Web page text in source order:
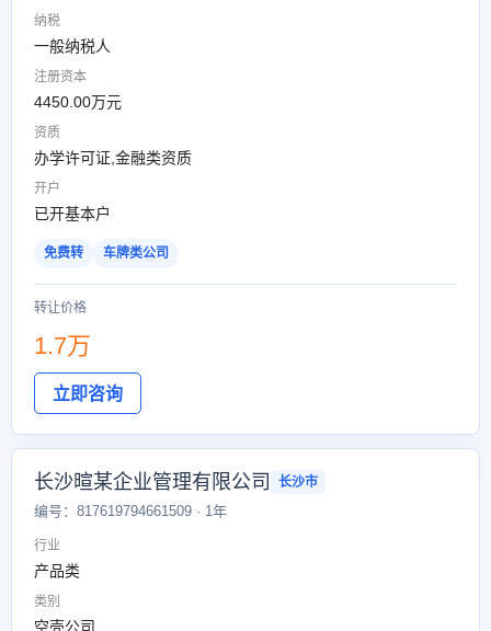
纳税
一般纳税人
注册资本
4450.00万元
资质
办学许可证,金融类资质
开户
已开基本户
免费转 车牌类公司
转让价格
1.7万
立即咨询
长沙暄某企业管理有限公司 长沙市
编号：817619794661509 · 1年
行业
产品类
类别
空壳公司